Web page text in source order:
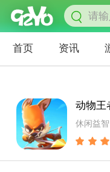
首页 资讯
动物王
休闲益